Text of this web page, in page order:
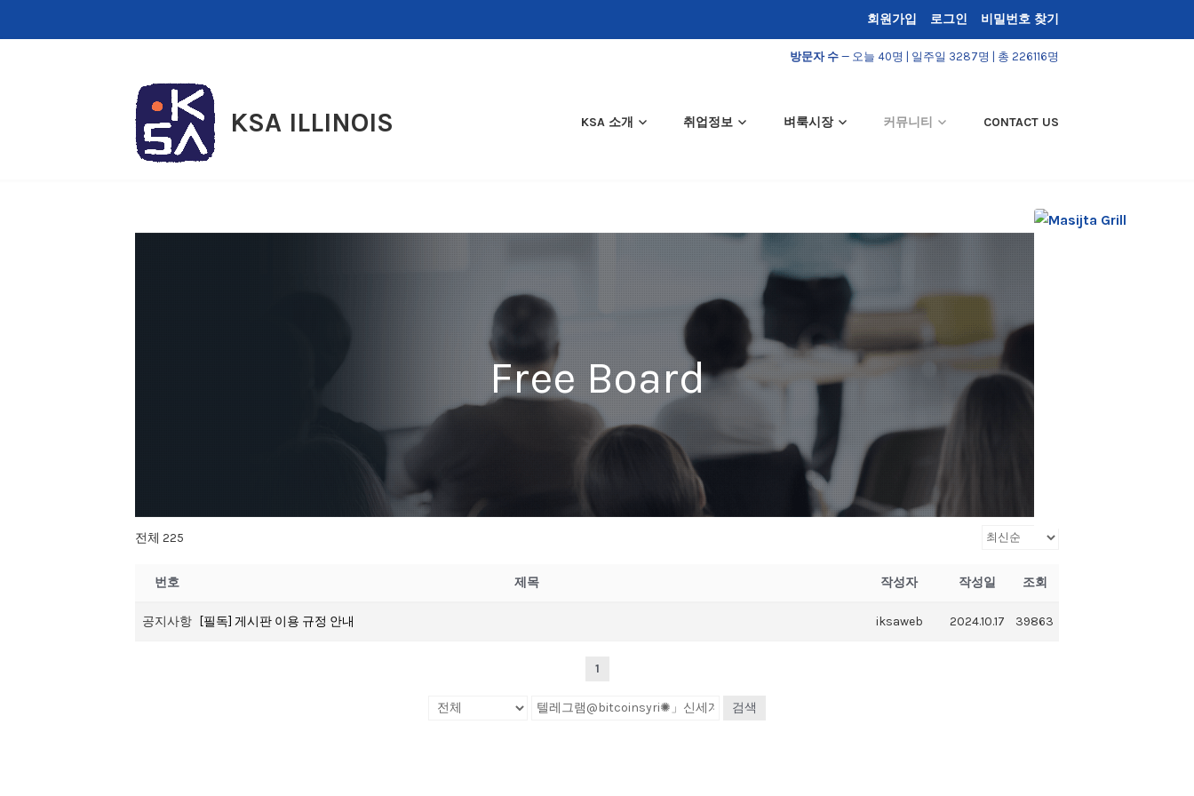
회원가입 로그인 비밀번호 찾기
방문자 수 — 오늘 40명 | 일주일 3287명 | 총 226116명
KSA ILLINOIS KSA 소개 취업정보 벼룩시장 커뮤니티 CONTACT US
Free Board
전체 225
번호 제목 작성자 작성일 조회
공지사항 [필독] 게시판 이용 규정 안내 iksaweb 2024.10.17 39863
1
검색